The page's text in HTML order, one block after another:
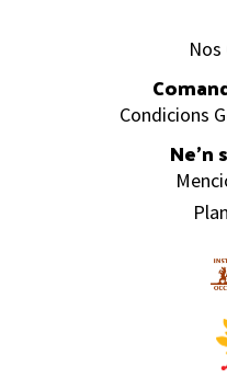
Condicions
Ne’n